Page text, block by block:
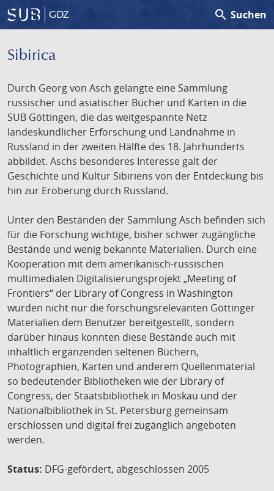
GDZ search Suchen
Sibirica
Durch Georg von Asch gelangte eine Sammlung
russischer und asiatischer Bücher und Karten in die
SUB Göttingen, die das weitgespannte Netz
landeskundlicher Erforschung und Landnahme in
Russland in der zweiten Hälfte des 18. Jahrhunderts
abbildet. Aschs besonderes Interesse galt der
Geschichte und Kultur Sibiriens von der Entdeckung bis
hin zur Eroberung durch Russland.
Unter den Beständen der Sammlung Asch befinden sich
für die Forschung wichtige, bisher schwer zugängliche
Bestände und wenig bekannte Materialien. Durch eine
Kooperation mit dem amerikanisch-russischen
multimedialen Digitalisierungsprojekt „Meeting of
Frontiers“ der Library of Congress in Washington
wurden nicht nur die forschungsrelevanten Göttinger
Materialien dem Benutzer bereitgestellt, sondern
darüber hinaus konnten diese Bestände auch mit
inhaltlich ergänzenden seltenen Büchern,
Photographien, Karten und anderem Quellenmaterial
so bedeutender Bibliotheken wie der Library of
Congress, der Staatsbibliothek in Moskau und der
Nationalbibliothek in St. Petersburg gemeinsam
erschlossen und digital frei zugänglich angeboten
werden.
Status: DFG-gefördert, abgeschlossen 2005